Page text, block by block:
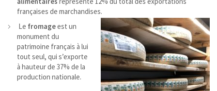
françaises de marchandises.
Le fromageest un
monument du
patrimoine français à lui
tout seul, qui s’exporte
à hauteur de 37% de la
production nationale.